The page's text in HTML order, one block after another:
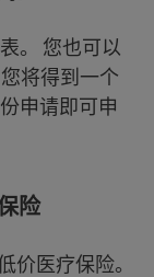
。 您也可以
将得到一个
申请即可申
险
价医疗保险。